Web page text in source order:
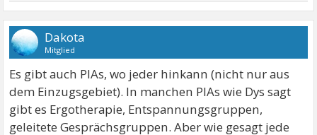
Dakota
Mitglied
Es gibt auch PIAs, wo jeder hinkann (nicht nur aus
dem Einzugsgebiet). In manchen PIAs wie Dys sagt
gibt es Ergotherapie, Entspannungsgruppen,
geleitete Gesprächsgruppen. Aber wie gesagt jede